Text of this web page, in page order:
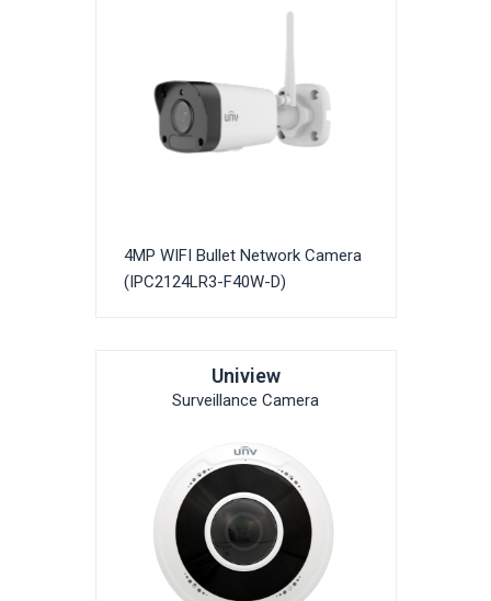
4MP WIFI Bullet Network Camera
(IPC2124LR3-F40W-D)
Uniview
Surveillance Camera